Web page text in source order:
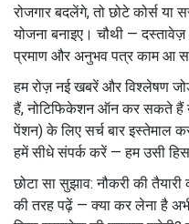
रोजगार बदलेंगे, तो छोटे कोर्स या
योजना बनाइए। चौथी —
प्रमाण और अनुभव पत्र काम आ
हम रोज़ नई खबरें और विश्लेषण
हैं, नोटिफिकेशन ऑन कर सकते हैं
पेंशन) के लिए सर्च बार इस्तेमाल
हमें सीधे संपर्क करें — हम उसी
छोटा सा सुझाव: नौकरी की
की तरह पढ़ें — क्या कर लेना है